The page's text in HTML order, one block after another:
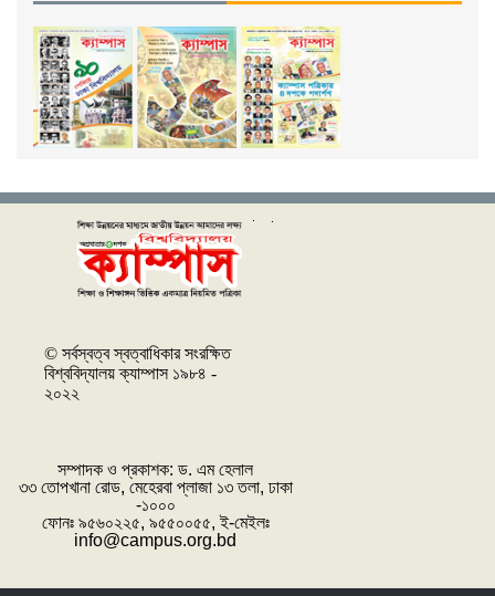
© সর্বস্বত্ব স্বত্বাধিকার সংরক্ষিত
বিশ্ববিদ্যালয় ক্যাম্পাস ১৯৮৪ -
২০২২
সম্পাদক ও প্রকাশক: ‌ড. এম হেলাল
৩৩ তোপখানা রোড, মেহেরবা প্লাজা ১৩ তলা, ঢাকা
-১০০০
ফোনঃ ৯৫৬০২২৫, ৯৫৫০০৫৫, ই-মেইলঃ
info@campus.org.bd